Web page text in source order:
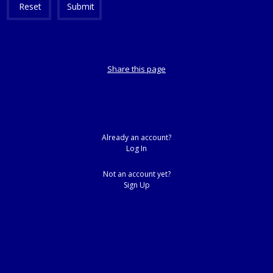
Reset Submit
Share this page
Already an account?
Log In
Not an account yet?
Sign Up